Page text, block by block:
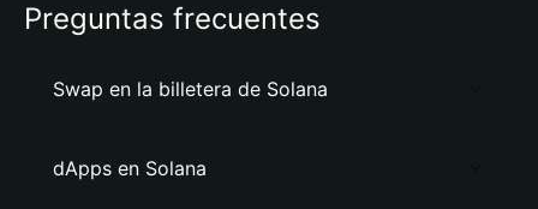
Preguntas frecuentes
Swap en la billetera de Solana
dApps en Solana